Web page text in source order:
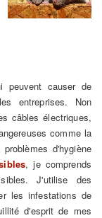
peuvent causer de
entreprises. Non
câbles électriques,
comme la
d'hygiène
, je comprends
J'utilise des
les infestations de
d'esprit de mes